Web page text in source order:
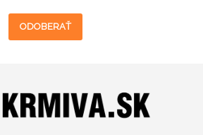
ODOBERAŤ